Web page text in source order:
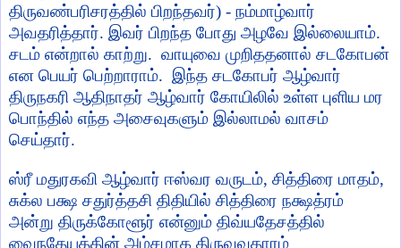
திருவண்பரிசரத்தில் பிறந்தவர்) - நம்மாழ்வார்
அவதரித்தார். இவர் பிறந்த போது அழவே இல்லையாம்.
சடம் என்றால் காற்று. வாயுவை முறிததனால் சடகோபன்
என பெயர் பெற்றாராம். இந்த சடகோபர் ஆழ்வார்
திருநகரி ஆதிநாதர் ஆழ்வார் கோயிலில் உள்ள புளிய மர
பொந்தில் எந்த அசைவுகளும் இல்லாமல் வாசம்
செய்தார்.
ஸ்ரீ மதுரகவி ஆழ்வார் ஈஸ்வர வருடம், சித்திரை மாதம்,
சுக்ல பக்ஷ சதுர்த்தசி திதியில் சித்திரை நக்ஷத்ரம்
அன்று திருக்கோளூர் என்னும் திவ்யதேசத்தில்
வைநதேயத்தின் அம்சமாக திருவவதாரம்